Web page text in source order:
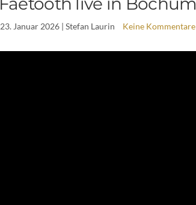
23. Januar 2026 | Stefan Laurin Keine Kommentare